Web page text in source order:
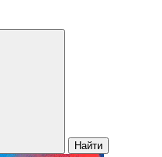
Найти